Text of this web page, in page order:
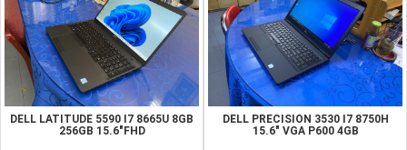
DELL LATITUDE 5590 I7 8665U 8GB
256GB 15.6"FHD
DELL PRECISION 3530 I7 8750H
15.6" VGA P600 4GB